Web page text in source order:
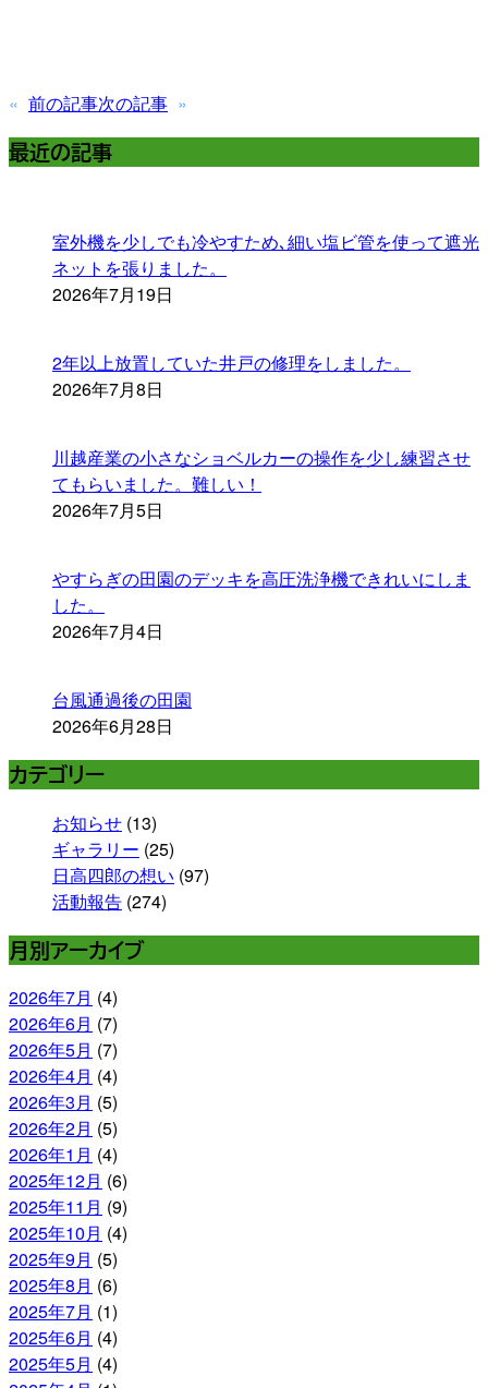
« 前の記事次の記事 »
最近の記事
室外機を少しでも冷やすため､細い塩ビ管を使って遮光
ネットを張りました。
2026年7月19日
2年以上放置していた井戸の修理をしました。
2026年7月8日
川越産業の小さなショベルカーの操作を少し練習させ
てもらいました。難しい！
2026年7月5日
やすらぎの田園のデッキを高圧洗浄機できれいにしま
した。
2026年7月4日
台風通過後の田園
2026年6月28日
カテゴリー
お知らせ (13)
ギャラリー (25)
日高四郎の想い (97)
活動報告 (274)
月別アーカイブ
2026年7月 (4)
2026年6月 (7)
2026年5月 (7)
2026年4月 (4)
2026年3月 (5)
2026年2月 (5)
2026年1月 (4)
2025年12月 (6)
2025年11月 (9)
2025年10月 (4)
2025年9月 (5)
2025年8月 (6)
2025年7月 (1)
2025年6月 (4)
2025年5月 (4)